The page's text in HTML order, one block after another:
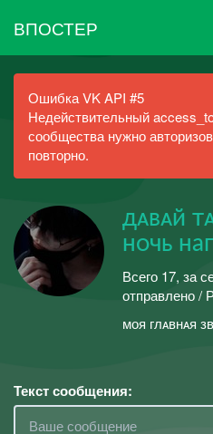
ВПОСТЕР
Ошибка VK API #5
Недействительный
сообщества нужно
повторно.
дᴀвᴀй
нᴏчь
Всего 17, за
отправлено /
мᴏя глᴀвнᴀя
Текст сообщения: